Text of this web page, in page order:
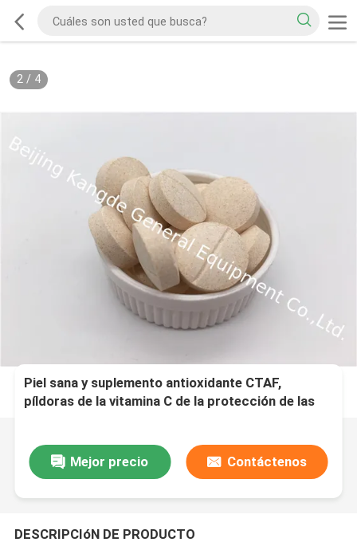
2/ 4
Piel sana y suplemento antioxidante CTAF,
píldoras de la vitamina C de la protección de las
Mejor precio Contáctenos
DESCRIPCIóN DE PRODUCTO